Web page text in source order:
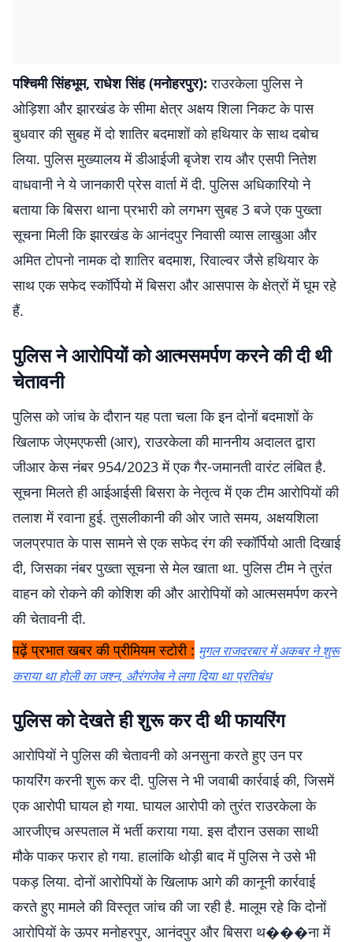
पश्चिमी सिंहभूम, राधेश सिंह (मनोहरपुर): राउरकेला पुलिस ने
ओड़िशा और झारखंड के सीमा क्षेत्र अक्षय शिला निकट के पास
बुधवार की सुबह में दो शातिर बदमाशों को हथियार के साथ दबोच
लिया. पुलिस मुख्यालय में डीआईजी बृजेश राय और एसपी नितेश
वाधवानी ने ये जानकारी प्रेस वार्ता में दी. पुलिस अधिकारियो ने
बताया कि बिसरा थाना प्रभारी को लगभग सुबह 3 बजे एक पुख्ता
सूचना मिली कि झारखंड के आनंदपुर निवासी व्यास लाखुआ और
अमित टोपनो नामक दो शातिर बदमाश, रिवाल्वर जैसे हथियार के
साथ एक सफेद स्कॉर्पियो में बिसरा और आसपास के क्षेत्रों में घूम रहे
हैं.
पुलिस ने आरोपियों को आत्मसमर्पण करने की दी थी
चेतावनी
पुलिस को जांच के दौरान यह पता चला कि इन दोनों बदमाशों के
खिलाफ जेएमएफसी (आर), राउरकेला की माननीय अदालत द्वारा
जीआर केस नंबर 954/2023 में एक गैर-जमानती वारंट लंबित है.
सूचना मिलते ही आईआईसी बिसरा के नेतृत्व में एक टीम आरोपियों की
तलाश में रवाना हुई. तुसलीकानी की ओर जाते समय, अक्षयशिला
जलप्रपात के पास सामने से एक सफेद रंग की स्कॉर्पियो आती दिखाई
दी, जिसका नंबर पुख्ता सूचना से मेल खाता था. पुलिस टीम ने तुरंत
वाहन को रोकने की कोशिश की और आरोपियों को आत्मसमर्पण करने
की चेतावनी दी.
पढ़ें प्रभात खबर की प्रीमियम स्टोरी : मुगल राजदरबार में अकबर ने शुरू
कराया था होली का जश्न, औरंगजेब ने लगा दिया था प्रतिबंध
पुलिस को देखते ही शुरू कर दी थी फायरिंग
आरोपियों ने पुलिस की चेतावनी को अनसुना करते हुए उन पर
फायरिंग करनी शुरू कर दी. पुलिस ने भी जवाबी कार्रवाई की, जिसमें
एक आरोपी घायल हो गया. घायल आरोपी को तुरंत राउरकेला के
आरजीएच अस्पताल में भर्ती कराया गया. इस दौरान उसका साथी
मौके पाकर फरार हो गया. हालांकि थोड़ी बाद में पुलिस ने उसे भी
पकड़ लिया. दोनों आरोपियों के खिलाफ आगे की कानूनी कार्रवाई
करते हुए मामले की विस्तृत जांच की जा रही है. मालूम रहे कि दोनों
आरोपियों के ऊपर मनोहरपुर, आनंदपुर और बिसरा थ���ना में